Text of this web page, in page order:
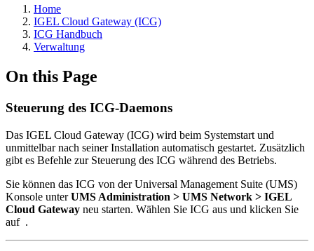
Home
IGEL Cloud Gateway (ICG)
ICG Handbuch
Verwaltung
On this Page
Steuerung des ICG-Daemons
Das IGEL Cloud Gateway (ICG) wird beim Systemstart und
unmittelbar nach seiner Installation automatisch gestartet. Zusätzlich
gibt es Befehle zur Steuerung des ICG während des Betriebs.
Sie können das ICG von der Universal Management Suite (UMS)
Konsole unterUMS Administration > UMS Network > IGEL
Cloud Gateway neu starten. Wählen Sie ICG aus und klicken Sie
auf .